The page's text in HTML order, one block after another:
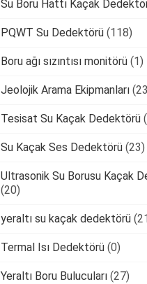
Su Boru Hattı Kaçak
PQWT Su Dedektörü (118)
Boru ağı sızıntısı monitörü (1)
Jeolojik Arama Ekipmanları
Tesisat Su Kaçak Dedektörü
Su Kaçak Ses Dedektörü (23)
Ultrasonik Su Borusu Kaçak
(20)
yeraltı su kaçak dedektörü
Termal Isı Dedektörü (0)
Yeraltı Boru Bulucuları (27)